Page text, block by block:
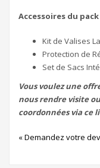
Accessoires du pack
Kit de Valises
Protection de
Set de Sacs
Vous voulez une
nous rendre visite
coordonnées via ce
« Demandez votre